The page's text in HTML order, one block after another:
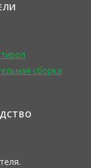
сборка